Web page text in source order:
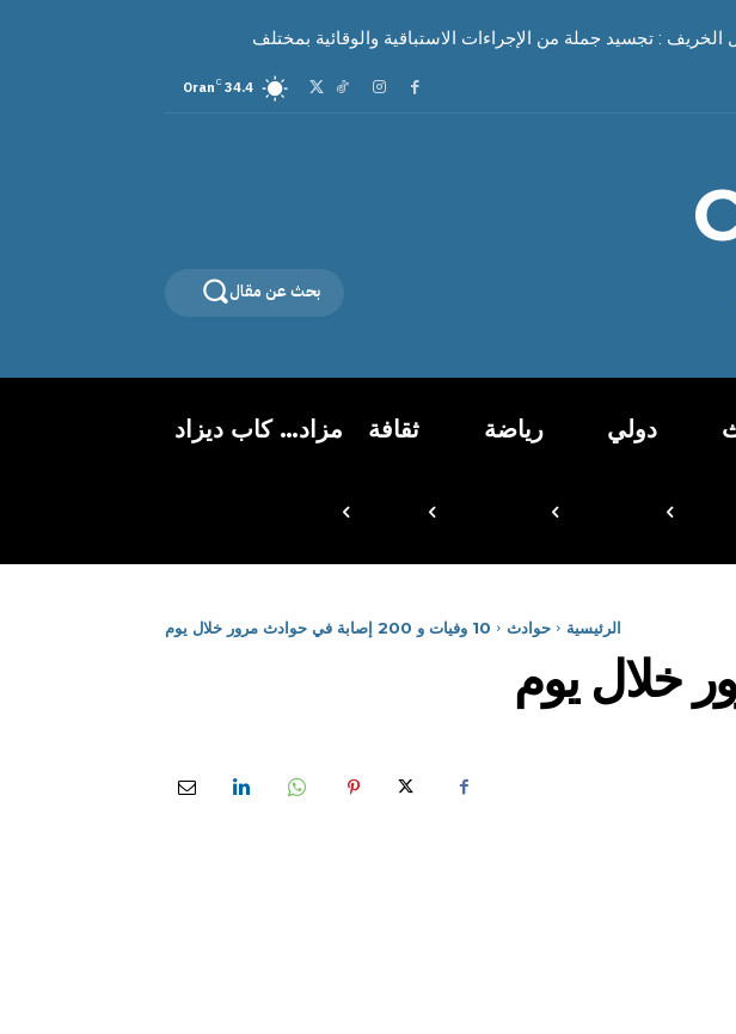
: تجسيد جملة من الإجراءات الاستباقية والوقائية بمختلف
34.4
C
Oran
بحث عن مقال
دولي رياضة ثقافة مزاد… كاب ديزاد
الرئيسية حوادث 10 وفيات و 200 إصابة في حوادث مرور خلال يوم